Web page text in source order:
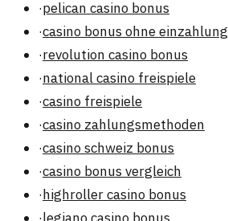
·pelican casino bonus
·casino bonus ohne einzahlung
·revolution casino bonus
·national casino freispiele
·casino freispiele
·casino zahlungsmethoden
·casino schweiz bonus
·casino bonus vergleich
·highroller casino bonus